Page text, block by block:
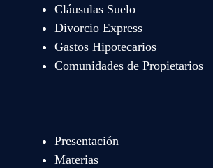
Cláusulas Suelo
Divorcio Express
Gastos Hipotecarios
Comunidades de Propietarios
Presentación
Materias